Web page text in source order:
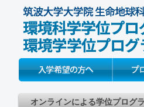
Prospective Students
オンラインによる学位プログ